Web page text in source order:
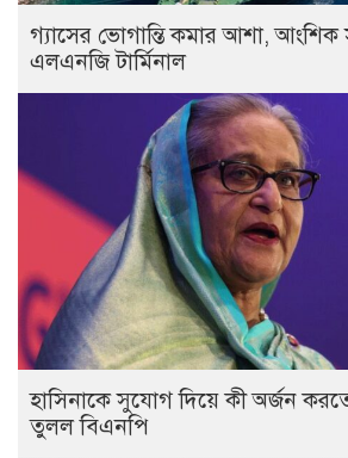
গ্যাসের ভোগান্তি কমার আশা,
এলএনজি টার্মিনাল
হাসিনাকে সুযোগ দিয়ে কী অর্জন
তুলল বিএনপি